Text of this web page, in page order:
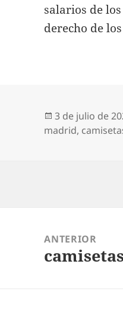
salarios de
derecho de
Publicado
el
3 de julio de
madrid,
entradas
ANTERIOR
Entrada